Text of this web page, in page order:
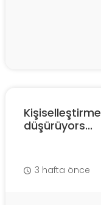
düşürüyors...
3 hafta önce